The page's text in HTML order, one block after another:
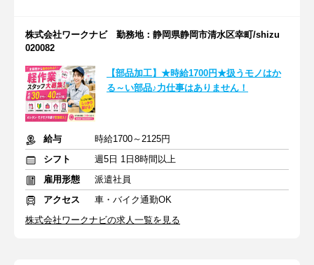
株式会社ワークナビ 勤務地：静岡県静岡市清水区幸町/shizu
020082
【部品加工】★時給1700円★扱うモノはか
る～い部品♪力仕事はありません！
給与
時給1700～2125円
シフト
週5日 1日8時間以上
雇用形態
派遣社員
アクセス
車・バイク通勤OK
株式会社ワークナビの求人一覧を見る